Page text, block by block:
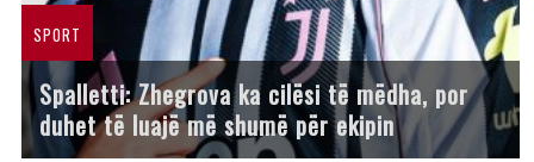
SPORT
Spalletti: Zhegrova ka cilësi të mëdha, por
duhet të luajë më shumë për ekipin